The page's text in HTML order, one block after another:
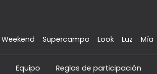
Weekend Supercampo Look Luz Mía
Equipo Reglas de participación